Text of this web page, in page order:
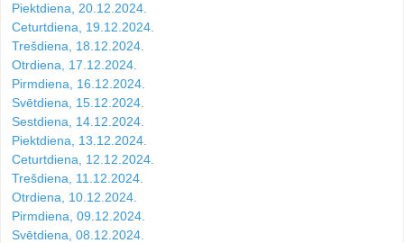
Piektdiena, 20.12.2024.
Ceturtdiena, 19.12.2024.
Trešdiena, 18.12.2024.
Otrdiena, 17.12.2024.
Pirmdiena, 16.12.2024.
Svētdiena, 15.12.2024.
Sestdiena, 14.12.2024.
Piektdiena, 13.12.2024.
Ceturtdiena, 12.12.2024.
Trešdiena, 11.12.2024.
Otrdiena, 10.12.2024.
Pirmdiena, 09.12.2024.
Svētdiena, 08.12.2024.